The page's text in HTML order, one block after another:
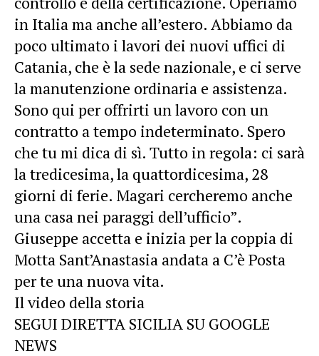
in Italia ma anche all’estero. Abbiamo da
poco ultimato i lavori dei nuovi uffici di
Catania, che è la sede nazionale, e ci serve
la manutenzione ordinaria e assistenza.
Sono qui per offrirti un lavoro con un
contratto a tempo indeterminato. Spero
che tu mi dica di sì. Tutto in regola: ci sarà
la tredicesima, la quattordicesima, 28
giorni di ferie. Magari cercheremo anche
una casa nei paraggi dell’ufficio”.
Giuseppe accetta e inizia per la coppia di
Motta Sant’Anastasia andata a C’è Posta
per te una nuova vita.
Il video della storia
SEGUI DIRETTA SICILIA SU GOOGLE
NEWS